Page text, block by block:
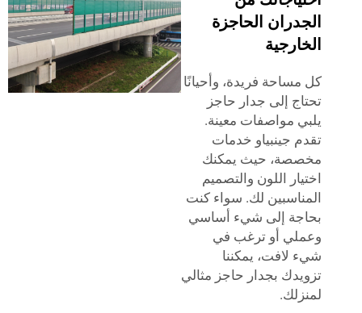
الجدران الحاجزة
الخارجية
كل مساحة فريدة، وأحيانًا
تحتاج إلى جدار حاجز
يلبي مواصفات معينة.
تقدم جينبياو خدمات
مخصصة، حيث يمكنك
اختيار اللون والتصميم
المناسبين لك. سواء كنت
بحاجة إلى شيء أساسي
وعملي أو ترغب في
شيء لافت، يمكننا
تزويدك بجدار حاجز مثالي
لمنزلك.